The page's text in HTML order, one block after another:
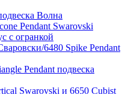
Волна
Pendant Swarovski
c огранкой
6480 Spike Pendant
Pendant подвеска
Swarovski и 6650 Cubist